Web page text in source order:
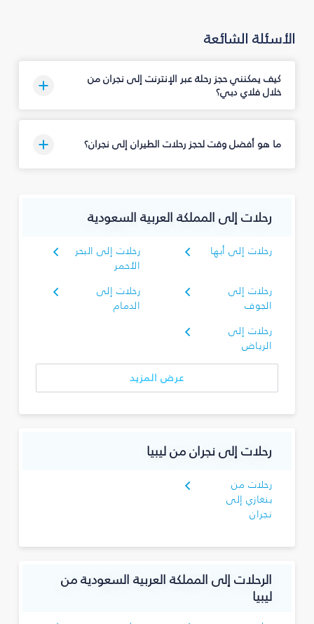
الأسئلة الشائعة
كيف يمكنني حجز رحلة عبر الإنترنت إلى نجران‎ من
خلال فلاي دبي؟
ما هو أفضل وقت لحجز رحلات الطيران إلى نجران‎؟
رحلات إلى المملكة العربية السعودية
رحلات إلى أبها
رحلات إلى البحر
الأحمر
رحلات إلى
الجوف
رحلات إلى
الدمام
رحلات إلى
الرياض
عرض المزيد
رحلات إلى نجران‎ من ليبيا
رحلات من
بنغازي إلى
نجران‎
الرحلات إلى المملكة العربية السعودية من
ليبيا